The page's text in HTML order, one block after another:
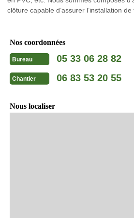
clôture capable d’assurer l’installation de
Nos coordonnées
Bureau 05 33 06 28 82
Chantier 06 83 53 20 55
Nous localiser